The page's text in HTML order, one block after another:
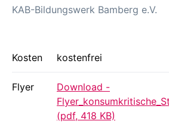
KAB-Bildungswerk Bamberg e.V.
Kosten kostenfrei
Flyer
Download -
(pdf, 418 KB)